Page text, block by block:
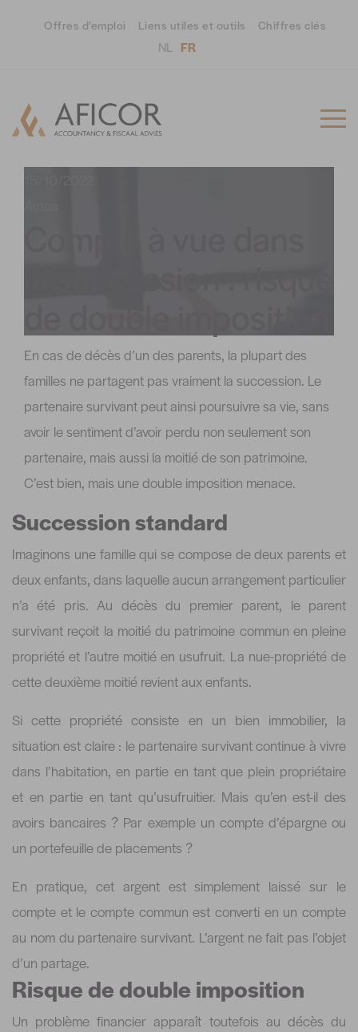
Offres d’emploi Liens utiles et outils Chiffres clés
NL FR
En cas de décès d’un des parents, la plupart des
familles ne partagent pas vraiment la succession. Le
partenaire survivant peut ainsi poursuivre sa vie, sans
avoir le sentiment d’avoir perdu non seulement son
partenaire, mais aussi la moitié de son patrimoine.
C’est bien, mais une double imposition menace.
Succession standard
Imaginons une famille qui se compose de deux parents et
deux enfants, dans laquelle aucun arrangement particulier
n’a été pris. Au décès du premier parent, le parent
survivant reçoit la moitié du patrimoine commun en pleine
propriété et l’autre moitié en usufruit. La nue-propriété de
cette deuxième moitié revient aux enfants.
Si cette propriété consiste en un bien immobilier, la
situation est claire : le partenaire survivant continue à vivre
dans l’habitation, en partie en tant que plein propriétaire
et en partie en tant qu’usufruitier. Mais qu’en est-il des
avoirs bancaires ? Par exemple un compte d’épargne ou
un portefeuille de placements ?
En pratique, cet argent est simplement laissé sur le
compte et le compte commun est converti en un compte
au nom du partenaire survivant. L’argent ne fait pas l’objet
d’un partage.
Risque de double imposition
Un problème financier apparaît toutefois au décès du